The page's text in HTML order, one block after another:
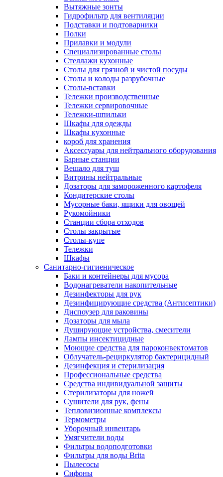
Вытяжные зонты
Гидрофильтр для вентиляции
Подставки и подтоварники
Полки
Прилавки и модули
Специализированные столы
Стеллажи кухонные
Столы для грязной и чистой посуды
Столы и колоды разрубочные
Столы-вставки
Тележки производственные
Тележки сервировочные
Тележки-шпильки
Шкафы для одежды
Шкафы кухонные
короб для хранения
Аксессуары для нейтрального оборудования
Барные станции
Вешало для туш
Витрины нейтральные
Дозаторы для замороженного картофеля
Кондитерские столы
Мусорные баки, ящики для овощей
Рукомойники
Станции сбора отходов
Столы закрытые
Столы-купе
Тележки
Шкафы
Санитарно-гигиеническое
Баки и контейнеры для мусора
Водонагреватели накопительные
Дезинфекторы для рук
Дезинфицирующие средства (Антисептики)
Диспоузер для раковины
Дозаторы для мыла
Душирующие устройства, смесители
Лампы инсектицидные
Моющие средства для пароконвектоматов
Облучатель-рециркулятор бактерицидный
Дезинфекция и стерилизация
Профессиональные средства
Средства индивидуальной защиты
Стерилизаторы для ножей
Сушители для рук, фены
Тепловизионные комплексы
Термометры
Уборочный инвентарь
Умягчители воды
Фильтры водоподготовки
Фильтры для воды Brita
Пылесосы
Сифоны